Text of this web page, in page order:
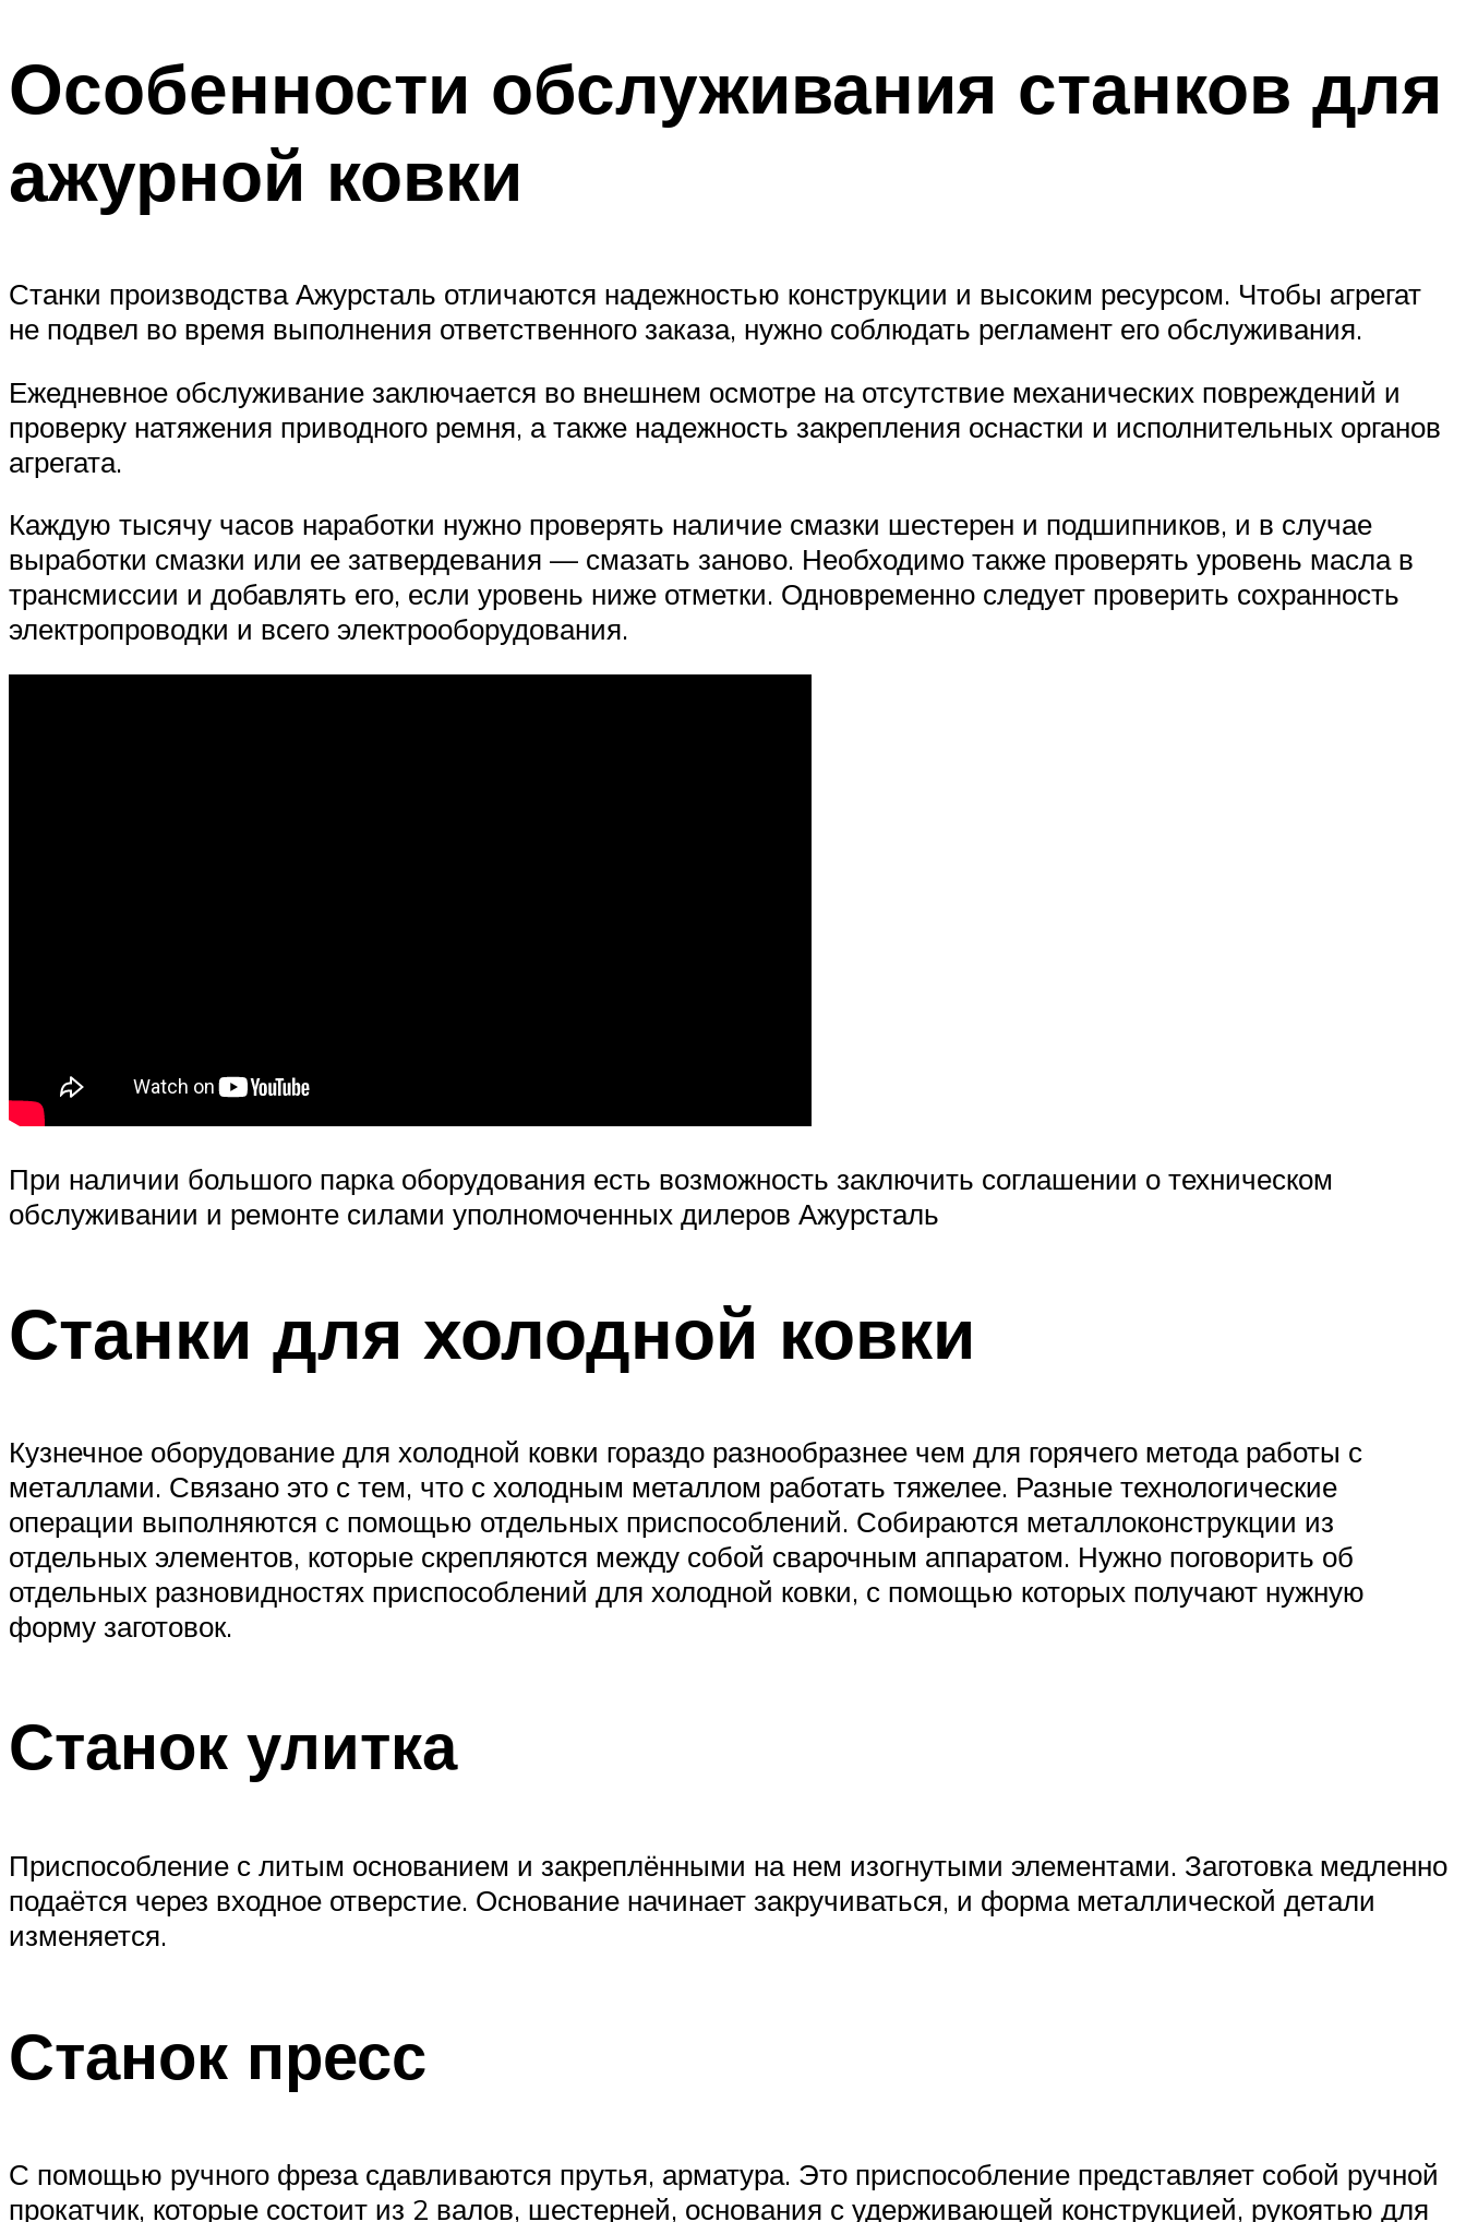
Особенности обслуживания станков для
ажурной ковки
Станки производства Ажурсталь отличаются надежностью конструкции и высоким ресурсом. Чтобы агрегат
не подвел во время выполнения ответственного заказа, нужно соблюдать регламент его обслуживания.
Ежедневное обслуживание заключается во внешнем осмотре на отсутствие механических повреждений и
проверку натяжения приводного ремня, а также надежность закрепления оснастки и исполнительных органов
агрегата.
Каждую тысячу часов наработки нужно проверять наличие смазки шестерен и подшипников, и в случае
выработки смазки или ее затвердевания — смазать заново. Необходимо также проверять уровень масла в
трансмиссии и добавлять его, если уровень ниже отметки. Одновременно следует проверить сохранность
электропроводки и всего электрооборудования.
При наличии большого парка оборудования есть возможность заключить соглашении о техническом
обслуживании и ремонте силами уполномоченных дилеров Ажурсталь
Станки для холодной ковки
Кузнечное оборудование для холодной ковки гораздо разнообразнее чем для горячего метода работы с
металлами. Связано это с тем, что с холодным металлом работать тяжелее. Разные технологические
операции выполняются с помощью отдельных приспособлений. Собираются металлоконструкции из
отдельных элементов, которые скрепляются между собой сварочным аппаратом. Нужно поговорить об
отдельных разновидностях приспособлений для холодной ковки, с помощью которых получают нужную
форму заготовок.
Станок улитка
Приспособление с литым основанием и закреплёнными на нем изогнутыми элементами. Заготовка медленно
подаётся через входное отверстие. Основание начинает закручиваться, и форма металлической детали
изменяется.
Станок пресс
С помощью ручного фреза сдавливаются прутья, арматура. Это приспособление представляет собой ручной
прокатчик, которые состоит из 2 валов, шестерней, основания с удерживающей конструкцией, рукоятью для